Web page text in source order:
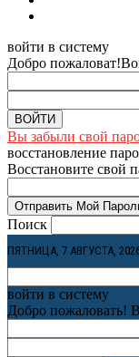
войти в систему
Добро пожаловат!
Вы забыли свой
восстановление
Восстановите свой
Поиск
ПЯТНИЦА, 7 АВГУСТА,
войти в систему
Добро пожаловать!